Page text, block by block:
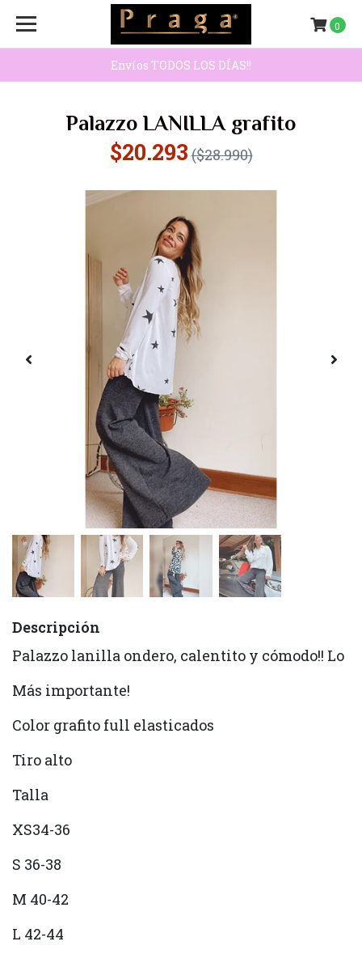
Envíos TODOS LOS DÍAS!!
0
Palazzo LANILLA grafito
$20.293($28.990)
Descripción
Palazzo lanilla ondero, calentito y cómodo!! Lo
Más importante!
Color grafito full elasticados
Tiro alto
Talla
XS34-36
S 36-38
M 40-42
L 42-44